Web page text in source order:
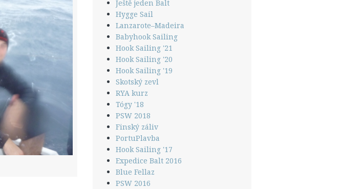
Ještě jeden Balt
Hygge Sail
Lanzarote–Madeira
Babyhook Sailing
Hook Sailing '21
Hook Sailing '20
Hook Sailing '19
Skotský zevl
RYA kurz
Tógy '18
PSW 2018
Finský záliv
PortuPlavba
Hook Sailing '17
Expedice Balt 2016
Blue Fellaz
PSW 2016